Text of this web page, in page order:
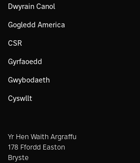
Dwyrain Canol
Gogledd America
CSR
Gyrfaoedd
Gwybodaeth
Cyswllt
Yr Hen Waith Argraffu
178 Ffordd Easton
Bryste